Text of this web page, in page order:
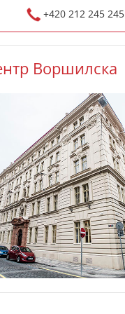
+420 212 245 245
Воршилска